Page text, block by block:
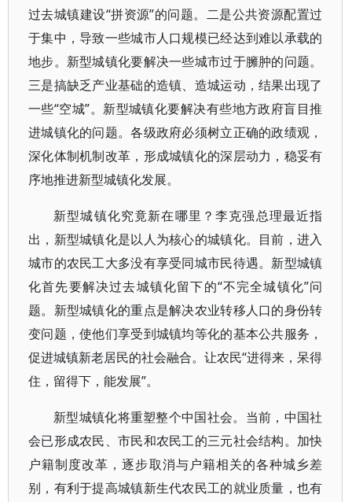
过去城镇建设“拼资源”的问题。二是公共资源配置过
于集中，导致一些城市人口规模已经达到难以承载的
地步。新型城镇化要解决一些城市过于臃肿的问题。
三是搞缺乏产业基础的造镇、造城运动，结果出现了
一些“空城”。新型城镇化要解决有些地方政府盲目推
进城镇化的问题。各级政府必须树立正确的政绩观，
深化体制机制改革，形成城镇化的深层动力，稳妥有
序地推进新型城镇化发展。
新型城镇化究竟新在哪里？李克强总理最近指
出，新型城镇化是以人为核心的城镇化。目前，进入
城市的农民工大多没有享受同城市民待遇。新型城镇
化首先要解决过去城镇化留下的“不完全城镇化”问
题。新型城镇化的重点是解决农业转移人口的身份转
变问题，使他们享受到城镇均等化的基本公共服务，
促进城镇新老居民的社会融合。让农民“进得来，呆得
住，留得下，能发展”。
新型城镇化将重塑整个中国社会。当前，中国社
会已形成农民、市民和农民工的三元社会结构。加快
户籍制度改革，逐步取消与户籍相关的各种城乡差
别，有利于提高城镇新生代农民工的就业质量，也有